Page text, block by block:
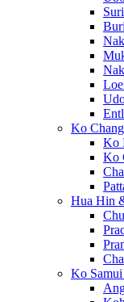
Ko
Ko
Ko
Hua Hin
Ko